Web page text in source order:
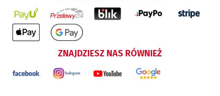
ZNAJDZIESZ NAS RÓWNIEŻ